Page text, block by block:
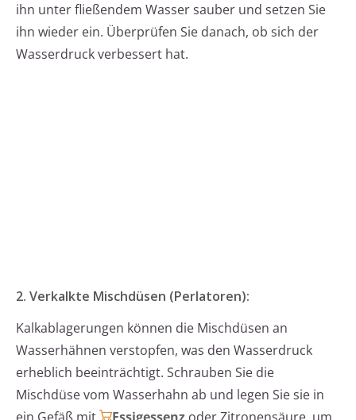
ihn unter fließendem Wasser sauber und setzen Sie
ihn wieder ein. Überprüfen Sie danach, ob sich der
Wasserdruck verbessert hat.
2. Verkalkte Mischdüsen (Perlatoren):
Kalkablagerungen können die Mischdüsen an
Wasserhähnen verstopfen, was den Wasserdruck
erheblich beeinträchtigt. Schrauben Sie die
Mischdüse vom Wasserhahn ab und legen Sie sie in